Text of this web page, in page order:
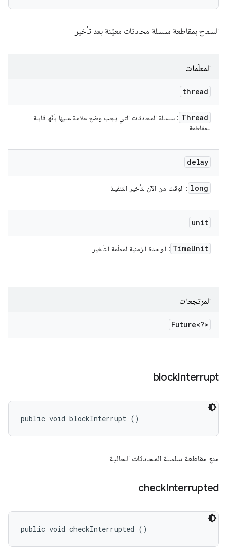
السماح بمقاطعة سلسلة محادثات معيّنة بعد تأخير
المعلَمات
thread
Thread : سلسلة المحادثات التي يجب وضع علامة عليها بأنّها قابلة
للمقاطعة
delay
long : الوقت من الآن لتأخير التنفيذ
unit
TimeUnit : الوحدة الزمنية لمعلَمة التأخير
المرتجعات
Future<?>
blockInterrupt
public void blockInterrupt ()
منع مقاطعة سلسلة المحادثات الحالية
checkInterrupted
public void checkInterrupted ()